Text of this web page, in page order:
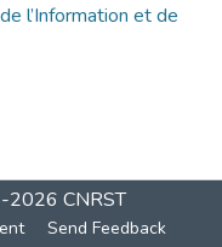
l’Information et de
2026 CNRST
Send Feedback